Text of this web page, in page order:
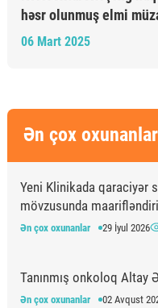
həsr olunmuş elmi
06 Mart 2025
Ən çox oxunanlar
Yeni Klinikada qaraciyər
mövzusunda
Ən çox oxunanlar 29 İyul 2026
Tanınmış onkoloq Altay
Ən çox oxunanlar 02 Avqust